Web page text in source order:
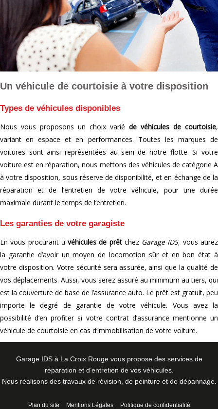
Un véhicule de courtoisie à votre disposition
Types de véhicules disponibles
Nous vous proposons un choix varié de véhicules de courtoisie,
variant en espace et en performances. Toutes les marques de
voitures sont ainsi représentées au sein de notre flotte. Si votre
voiture est en réparation, nous mettons des véhicules de catégorie A
à votre disposition, sous réserve de disponibilité, et en échange de la
réparation et de l’entretien de votre véhicule, pour une durée
maximale durant le temps de l’entretien.
Les garanties de votre garagiste
En vous procurant uvéhicules de prêtchez Garage IDS, vous aurez
la garantie d’avoir un moyen de locomotion sûr et en bon état à
votre disposition. Votre sécurité sera assurée, ainsi que la qualité de
vos déplacements. Aussi, vous serez assuré au minimum au tiers, qui
est la couverture de base de l’assurance auto. Le prêt est gratuit, peu
importe le degré de garantie de votre véhicule. Vous avez la
possibilité d’en profiter si votre contrat d’assurance mentionne un
véhicule de courtoisie en cas d’immobilisation de votre voiture.
Garage IDS à La Croix Rouge vous propose des services de
réparation et d’entretien de vos véhicules.
Nous réalisons des travaux de révision, de peinture et de dépannage.
Plan du site Mentions Légales Politique de confidentialité